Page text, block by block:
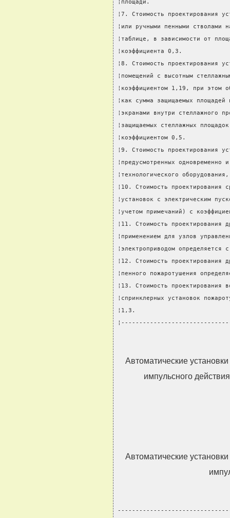
¦площади.
¦7. Стоимость проектирования
¦или ручными пенными
¦таблице, в зависимости от
¦коэффициента 0,3.
¦8. Стоимость проектирования
¦помещений с высотным
¦коэффициентом 1,19, при этом
¦как сумма защищаемых
¦экранами внутри стеллажного
¦защищаемых стеллажных
¦коэффициентом 0,5.
¦9. Стоимость
¦предусмотренных
¦технологического
¦10. Стоимость
¦установок с электрическим
¦учетом примечаний) с
¦11. Стоимость проектирования
¦применением для узлов
¦электроприводом
¦12. Стоимость
¦пенного пожаротушения
¦13. Стоимость
¦спринклерных установок
¦1,3.
Автоматические
импульсного
Автоматические